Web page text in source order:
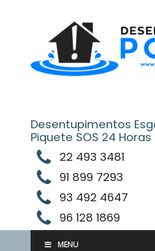
Desentupimentos
Piquete SOS 24 Horas
22 493 3481
91 899 7293
93 492 4647
96 128 1869
MENU